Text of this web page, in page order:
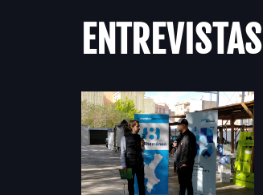
ENTREVISTAS